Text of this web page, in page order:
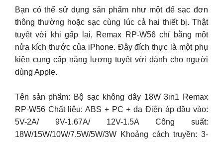
Bạn có thể sử dụng sản phẩm như một đế sạc đơn
thông thường hoặc sạc cùng lúc cả hai thiết bị. Thật
tuyệt vời khi gấp lại, Remax RP-W56 chỉ bằng một
nửa kích thước của iPhone. Đây đích thực là một phụ
kiện cung cấp năng lượng tuyệt vời dành cho người
dùng Apple.
Tên sản phẩm: Bộ sạc không dây 18W 3in1 Remax
RP-W56 Chất liệu: ABS + PC + da Điện áp đầu vào:
5V-2A/ 9V-1.67A/ 12V-1.5A Công suất:
18W/15W/10W/7.5W/5W/3W Khoảng cách truyền: 3-